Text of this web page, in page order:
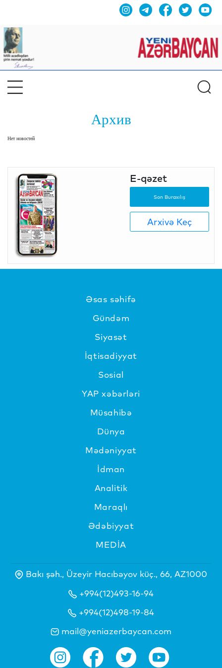
Архив
Нет новостей
E-qəzet
Son Buraxılış
Arxivə Keç
Əsas səhifə
Gündəm
Siyasət
İqtisadiyyat
Sosial
YAP xəbərləri
Müsahibə
Dünya
Mədəniyyat
İdman
Analitik
Maraqlı
Ədəbiyyat
MEDİA
Bakı şəh., Üzeyir Hacıbəyov küç., 66, AZ1000
+994(12)493-16-94
+994(12)498-19-84
mail@yeniazerbaycan.com